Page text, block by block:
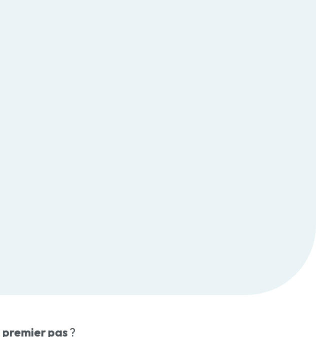
premier pas?